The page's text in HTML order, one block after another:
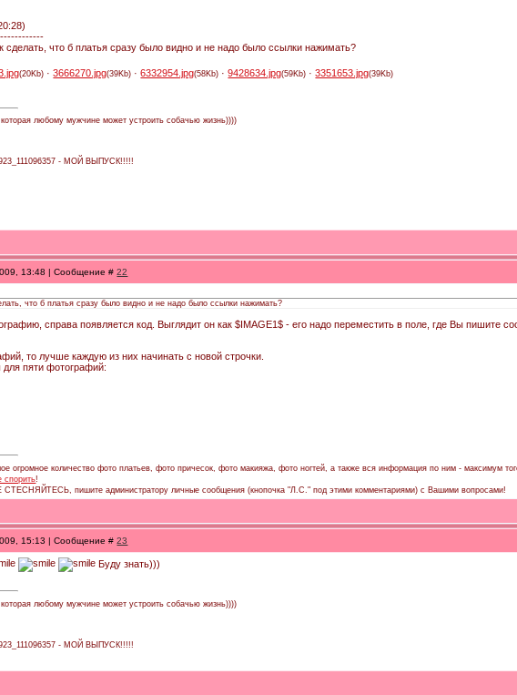
сделать, что б платья сразу было видно и не надо было ссылки нажимать?
(20Kb) ·3666270.jpg(39Kb) ·6332954.jpg(58Kb) ·9428634.jpg(59Kb) ·3351653.jpg(39Kb)
любому мужчине может устроить собачью жизнь))))
- МОЙ ВЫПУСК!!!!!
13:48 | Сообщение #22
что б платья сразу было видно и не надо было ссылки нажимать?
справа появляется код. Выглядит он как $IMAGE1$ - его надо переместить в поле, где Вы пишите
то лучше каждую из них начинать с новой строчки.
для пяти фотографий:
огромное количество фото платьев, фото причесок, фото макияжа, фото ногтей, а также вся информация по ним - максимум
спорить!
СТЕСНЯЙТЕСЬ, пишите администратору личные сообщения (кнопочка "Л.С." под этими комментариями) с Вашими вопросами!
15:13 | Сообщение #23
Буду знать)))
любому мужчине может устроить собачью жизнь))))
- МОЙ ВЫПУСК!!!!!